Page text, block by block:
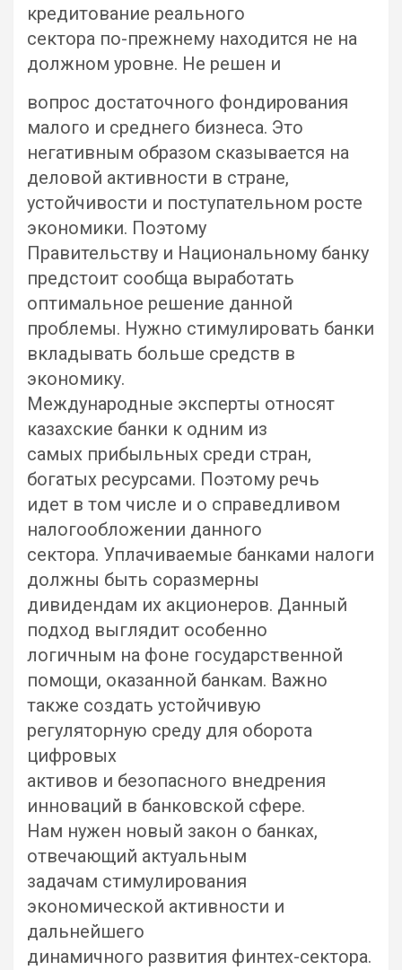
кредитование реального
сектора по-прежнему находится не на
должном уровне. Не решен и
вопрос достаточного фондирования
малого и среднего бизнеса. Это
негативным образом сказывается на
деловой активности в стране,
устойчивости и поступательном росте
экономики. Поэтому
Правительству и Национальному банку
предстоит сообща выработать
оптимальное решение данной
проблемы. Нужно стимулировать банки
вкладывать больше средств в
экономику.
Международные эксперты относят
казахские банки к одним из
самых прибыльных среди стран,
богатых ресурсами. Поэтому речь
идет в том числе и о справедливом
налогообложении данного
сектора. Уплачиваемые банками налоги
должны быть соразмерны
дивидендам их акционеров. Данный
подход выглядит особенно
логичным на фоне государственной
помощи, оказанной банкам. Важно
также создать устойчивую
регуляторную среду для оборота
цифровых
активов и безопасного внедрения
инноваций в банковской сфере.
Нам нужен новый закон о банках,
отвечающий актуальным
задачам стимулирования
экономической активности и
дальнейшего
динамичного развития финтех-сектора.